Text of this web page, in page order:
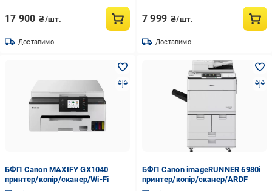
17 900 ₴/шт.
Доставимо
7 999 ₴/шт.
Доставимо
БФП Canon MAXIFY GX1040
принтер/копір/сканер/Wi-Fi
БФП Canon imageRUNNER 6980i
принтер/копір/сканер/ARDF